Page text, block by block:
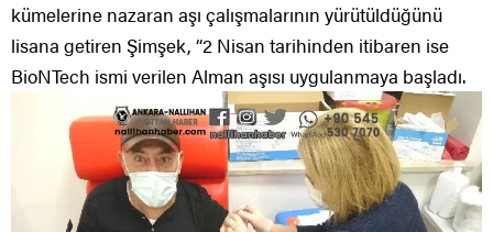
kümelerine nazaran aşı çalışmalarının yürütüldüğünü
lisana getiren Şimşek, “2 Nisan tarihinden itibaren ise
BioNTech ismi verilen Alman aşısı uygulanmaya başladı.